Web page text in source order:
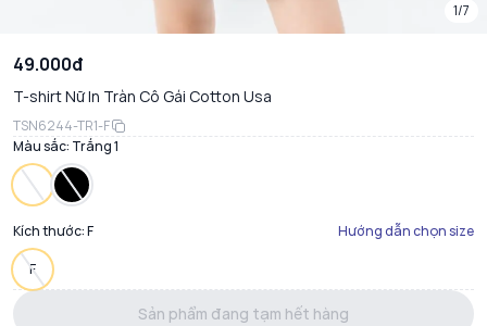
1/7
49.000đ
T-shirt Nữ In Tràn Cô Gái Cotton Usa
TSN6244-TR1-F
Màu sắc: Trắng 1
Kích thước:F Hướng dẫn chọn size
F
Sản phẩm đang tạm hết hàng